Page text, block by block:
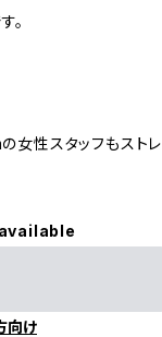
。
女性スタッフもストレ
向け